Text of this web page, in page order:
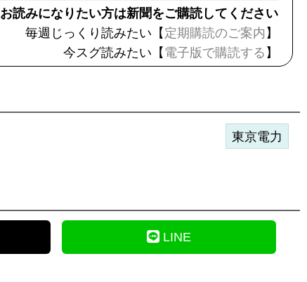
読みになりたい方は新聞をご購読してください
毎週じっくり読みたい【 定期購読のご案内 】
今スグ読みたい【 電子版で購読する 】
東京電力
LINE